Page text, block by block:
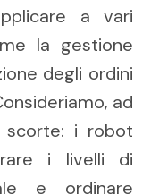
a vari
la gestione
degli ordini
ad
scorte: i robot
i livelli di
e ordinare